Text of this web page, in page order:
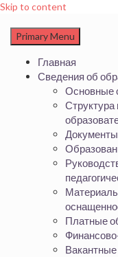
Skip to content
Primary Menu
Главная
Сведения об
Основные
Структура
Документы
Платные